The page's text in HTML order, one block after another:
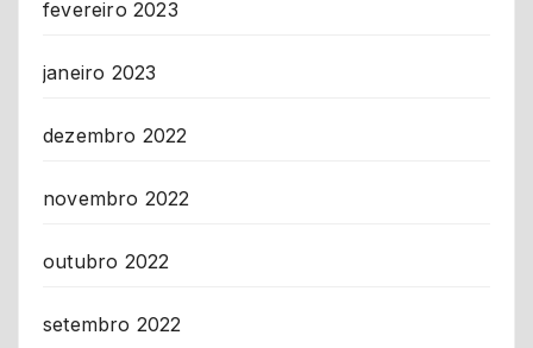
fevereiro 2023
janeiro 2023
dezembro 2022
novembro 2022
outubro 2022
setembro 2022